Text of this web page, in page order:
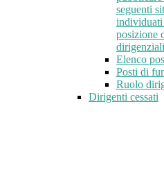
seguenti
individuati
posizione
Elenco
Posti di
Ruolo
Dirigenti cessati